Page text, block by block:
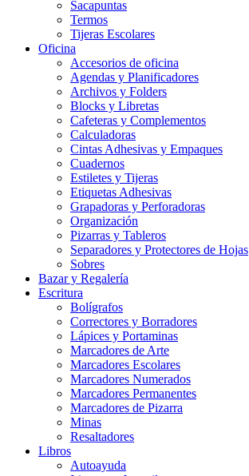
Sacapuntas
Termos
Tijeras Escolares
Oficina
Accesorios de oficina
Agendas y Planificadores
Archivos y Folders
Blocks y Libretas
Cafeteras y Complementos
Calculadoras
Cintas Adhesivas y Empaques
Cuadernos
Estiletes y Tijeras
Etiquetas Adhesivas
Grapadoras y Perforadoras
Organización
Pizarras y Tableros
Separadores y Protectores de Hojas
Sobres
Bazar y Regalería
Escritura
Bolígrafos
Correctores y Borradores
Lápices y Portaminas
Marcadores de Arte
Marcadores Escolares
Marcadores Numerados
Marcadores Permanentes
Marcadores de Pizarra
Minas
Resaltadores
Libros
Autoayuda